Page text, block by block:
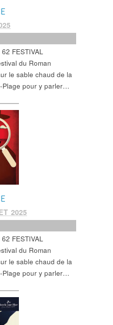
FESTIVAL
du Roman
le sable chaud de la
Plage pour y parler…
2025
FESTIVAL
du Roman
le sable chaud de la
Plage pour y parler…